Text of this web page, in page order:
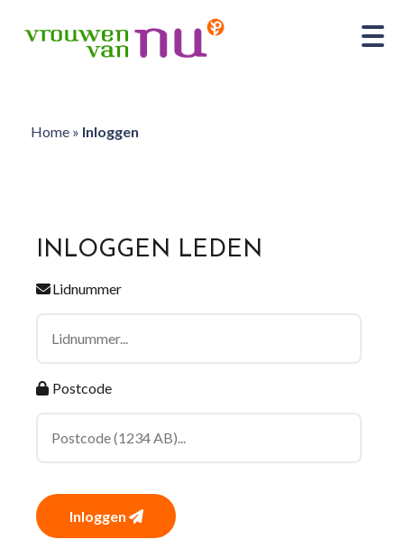
Home» Inloggen
INLOGGEN LEDEN
Lidnummer
Postcode
Inloggen